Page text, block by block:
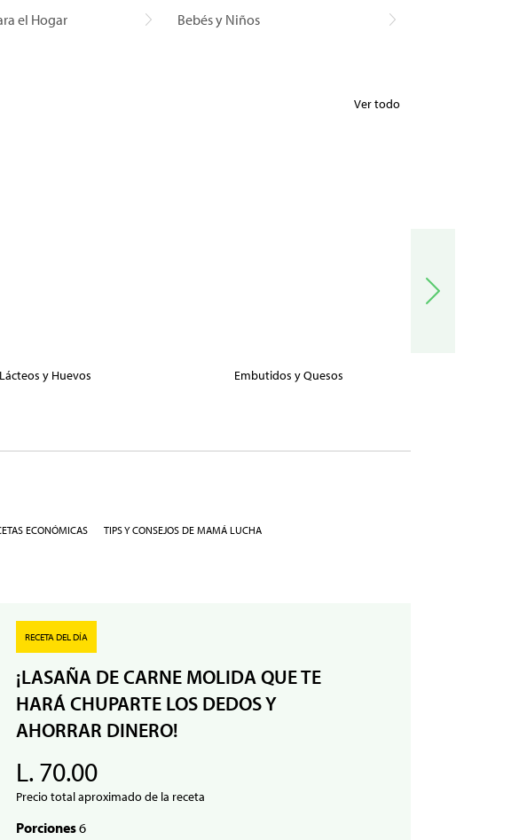
el Hogar Bebés y Niños
Ver todo
Lácteos y Huevos Embutidos y Quesos
ECONÓMICAS TIPS Y CONSEJOS DE MAMÁ LUCHA
RECETA DEL DÍA
¡LASAÑA DE CARNE MOLIDA QUE TE
HARÁ CHUPARTE LOS DEDOS Y
AHORRAR DINERO!
L. 70.00
Precio total aproximado de la receta
Porciones6